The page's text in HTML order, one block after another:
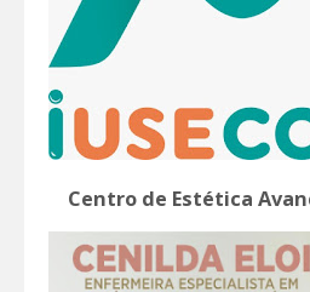
Centro de Estética